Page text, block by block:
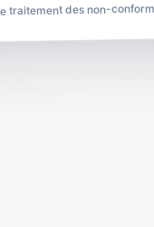
traitement des non-